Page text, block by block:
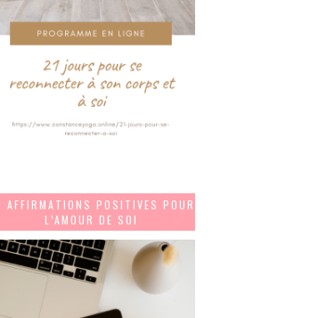
AFFIRMATIONS POSITIVES POUR
L’AMOUR DE SOI